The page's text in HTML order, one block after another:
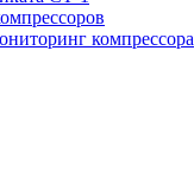
компрессора